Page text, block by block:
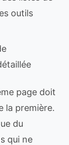
outils
page doit
la première.
du
qui ne